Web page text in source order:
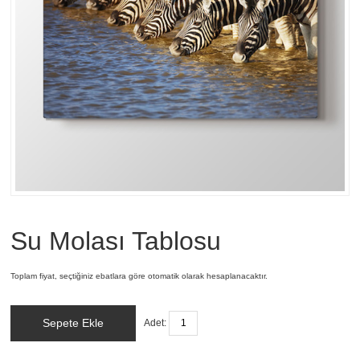
Su Molası Tablosu
Toplam fiyat, seçtiğiniz ebatlara göre otomatik olarak hesaplanacaktır.
Sepete Ekle Adet: